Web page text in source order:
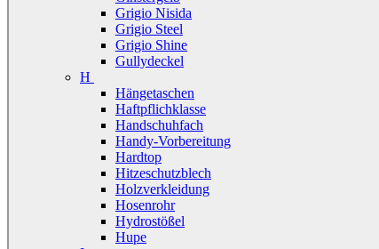
Grigio Nisida
Grigio Steel
Grigio Shine
Gullydeckel
H
Hängetaschen
Haftpflichklasse
Handschuhfach
Handy-Vorbereitung
Hardtop
Hitzeschutzblech
Holzverkleidung
Hosenrohr
Hydrostößel
Hupe